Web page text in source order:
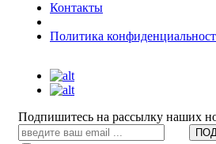
Контакты
Политика
Подпишитесь на рассылку наших